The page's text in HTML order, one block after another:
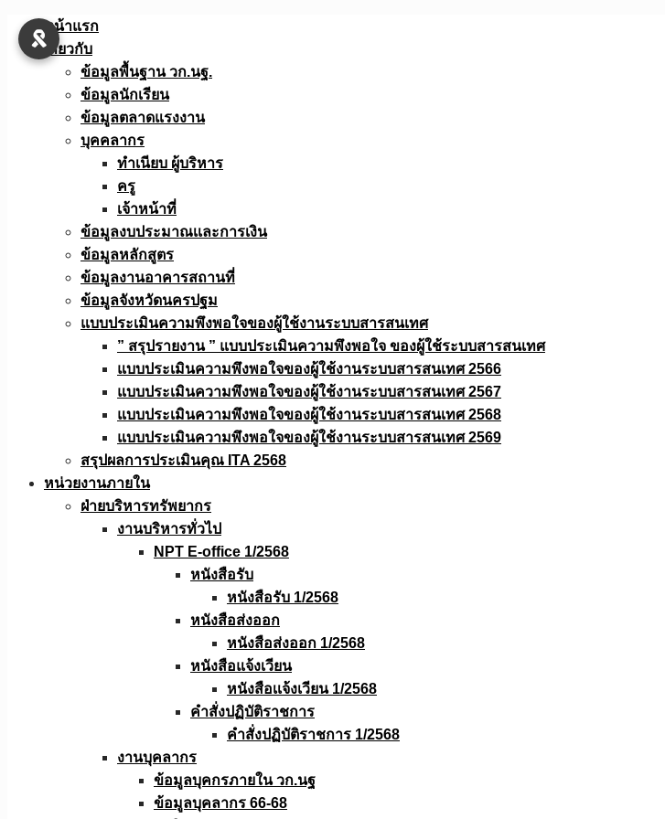
Skip
หน้าแรก
เกี่ยวกับ
ข้อมูลพื้นฐาน วก.นฐ.
ข้อมูลนักเรียน
ข้อมูลตลาดแรงงาน
บุคคลากร
ทำเนียบ ผู้บริหาร
ครู
เจ้าหน้าที่
ข้อมูลงบประมาณเเละการเงิน
ข้อมูลหลักสูตร
ข้อมูลงานอาคารสถานที่
ข้อมูลจังหวัดนครปฐม
แบบประเมินความพึงพอใจของผู้ใช้งานระบบสารสนเทศ
” สรุปรายงาน ” แบบประเมินความพึงพอใจ ของผู้ใช้ระบบสารสนเทศ
แบบประเมินความพึงพอใจของผู้ใช้งานระบบสารสนเทศ 2566
แบบประเมินความพึงพอใจของผู้ใช้งานระบบสารสนเทศ 2567
แบบประเมินความพึงพอใจของผู้ใช้งานระบบสารสนเทศ 2568
แบบประเมินความพึงพอใจของผู้ใช้งานระบบสารสนเทศ 2569
สรุปผลการประเมินคุณ ITA 2568
หน่วยงานภายใน
ฝ่ายบริหารทรัพยากร
งานบริหารทั่วไป
NPT E-office 1/2568
หนังสือรับ
หนังสือรับ 1/2568
หนังสือส่งออก
หนังสือส่งออก 1/2568
หนังสือแจ้งเวียน
หนังสือเเจ้งเวียน 1/2568
คำสั่งปฏิบัติราชการ
คำสั่งปฏิบัติราชการ 1/2568
งานบุคลากร
ข้อมูลบุคกรภายใน วก.นฐ
ข้อมูลบุคลากร 66-68